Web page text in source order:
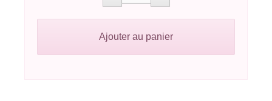
Ajouter au panier